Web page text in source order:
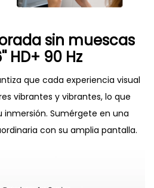
sin muescas
HD+ 90 Hz
que cada experiencia visual
vibrantes y vibrantes, lo que
Sumérgete en una
con su amplia pantalla.